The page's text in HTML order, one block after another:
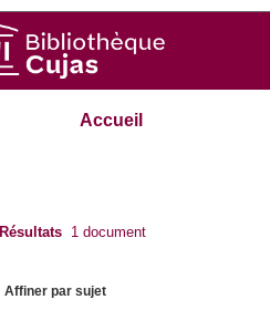
Accueil
Résultats 1 document
Affiner par sujet